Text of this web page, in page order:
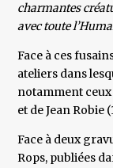
charmantes
avec toute
Face à ces
ateliers dans
notamment ceux
et de Jean Robie
Face à deux
Rops, publiées